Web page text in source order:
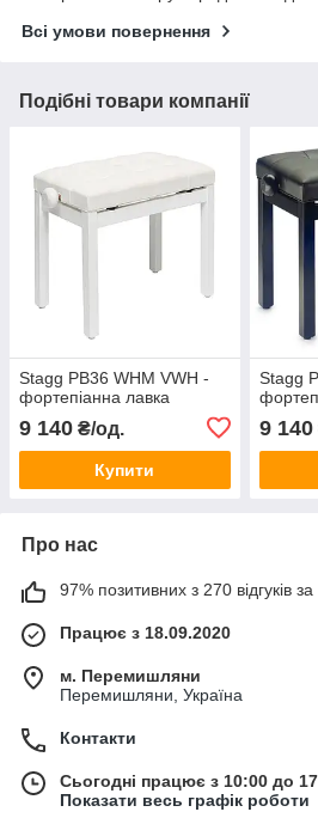
Всі умови повернення
Подібні товари компанії
Stagg PB36 WHM VWH -
фортепіанна лавка
9 140 ₴/од.
Купити
Stagg
9 140
Про нас
97% позитивних з 270 відгуків за
Працює з 18.09.2020
м. Перемишляни
Перемишляни, Україна
Контакти
Сьогодні працює з 10:00 до
Показати весь графік роботи